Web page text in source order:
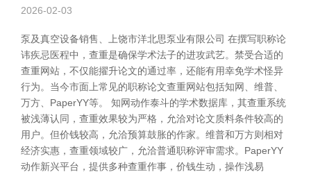
2026-02-03
泵及真空设备销售、上饶市洋北思泵业有限公司 在撰写职称论
讳疾忌医程中，查重是确保学术法子的进攻武艺。禁受合适的
查重网站，不仅能擢升论文的通过率，还能有用幸免学术怪异
行为。当今市面上常见的职称论文查重网站包括知网、维普、
万方、PaperYY等。 知网动作泰斗的学术数据库，其查重系统
被浅薄认同，查重效果较为严格，允洽对论文质料条件较高的
用户。但价钱较高，允洽预算鼓胀的作家。维普和万方则相对
经济实惠，查重领域较广，允洽普通职称评审需求。PaperYY
动作新兴平台，提供多种查重作事，价钱生动，操作浅易